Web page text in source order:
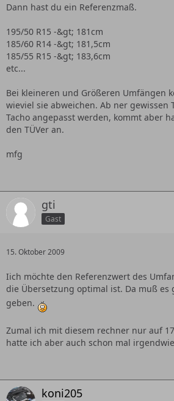
Dann hast du ein Referenzmaß.
195/50 R15 -&gt; 181cm
185/60 R14 -&gt; 181,5cm
185/55 R15 -&gt; 183,6cm
etc...
Bei kleineren und Größeren Umfängen
wieviel sie abweichen. Ab ner gewissen
Tacho angepasst werden, kommt aber
den TÜVer an.
mfg
gti
Gast
15. Oktober 2009
Iich möchte den Referenzwert des
die Übersetzung optimal ist. Da muß es
geben.
Zumal ich mit diesem rechner nur auf
hatte ich aber auch schon mal
koni205